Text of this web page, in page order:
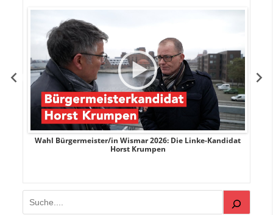
Wahl Bürgermeister/in Wismar 2026: Die Linke-Kandidat
Horst Krumpen
Suchen